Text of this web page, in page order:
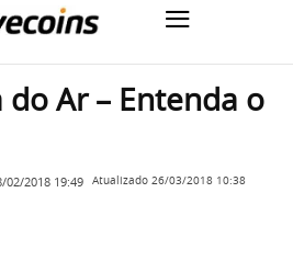
Ar – Entenda o
02/2018 19:49 Atualizado 26/03/2018 10:38